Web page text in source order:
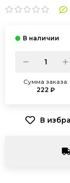
Сумма заказа:
222 ₽